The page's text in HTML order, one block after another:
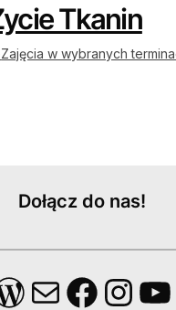
Tkanin
Zajęcia w wybranych
Dołącz do nas!
WordPress
MailFacebook